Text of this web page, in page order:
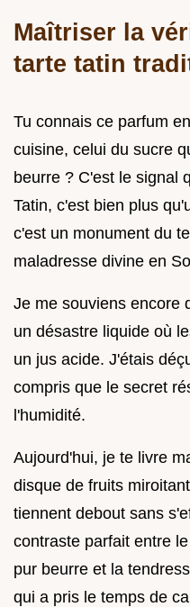
Maîtriser la
tarte tatin
Tu connais ce parfum
cuisine, celui du sucre
beurre ? C'est le signal
Tatin, c'est bien plus
c'est un monument du
maladresse divine en
Je me souviens encore
un désastre liquide où
un jus acide. J'étais
compris que le secret
l'humidité.
Aujourd'hui, je te livre
disque de fruits
tiennent debout sans
contraste parfait entre
pur beurre et la
qui a pris le temps de